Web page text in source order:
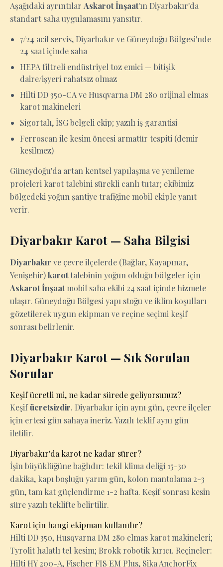
Aşağıdaki ayrıntılar Askarot İnşaat'ın Diyarbakır'da
standart saha uygulamasını yansıtır.
7/24 acil servis, Diyarbakır ve Güneydoğu Bölgesi'nde
24 saat içinde saha
HEPA filtreli endüstriyel toz emici — bitişik
daire/işyeri rahatsız olmaz
Hilti DD 350-CA ve Husqvarna DM 280 orijinal elmas
karot makineleri
Sigortalı, İSG belgeli ekip; yazılı iş garantisi
Ferroscan ile kesim öncesi armatür tespiti (demir
kesilmez)
Güneydoğu'da artan kentsel yapılaşma ve yenileme
projeleri karot talebini sürekli canlı tutar; ekibimiz
bölgedeki yoğun şantiye trafiğine mobil ekiple yanıt
verir.
Diyarbakır Karot — Saha Bilgisi
Diyarbakır ve çevre ilçelerde (Bağlar, Kayapınar,
Yenişehir)karottalebinin yoğun olduğu bölgeler için
Askarot İnşaatmobil saha ekibi 24 saat içinde hizmete
ulaşır. Güneydoğu Bölgesi yapı stoğu ve iklim koşulları
gözetilerek uygun ekipman ve reçine seçimi keşif
sonrası belirlenir.
Diyarbakır Karot — Sık Sorulan
Sorular
Keşif ücretli mi, ne kadar sürede geliyorsunuz?
Keşifücretsizdir. Diyarbakır için aynı gün, çevre ilçeler
için ertesi gün sahaya ineriz. Yazılı teklif aynı gün
iletilir.
Diyarbakır'da karot ne kadar sürer?
İşin büyüklüğüne bağlıdır: tekil klima deliği 15-30
dakika, kapı boşluğu yarım gün, kolon mantolama 2-3
gün, tam kat güçlendirme 1-2 hafta. Keşif sonrası kesin
süre yazılı teklifte belirtilir.
Karot için hangi ekipman kullanılır?
Hilti DD 350, Husqvarna DM 280 elmas karot makineleri;
Tyrolit halatlı tel kesim; Brokk robotik kırıcı. Reçineler:
Hilti HY 200-A, Fischer FIS EM Plus, Sika AnchorFix